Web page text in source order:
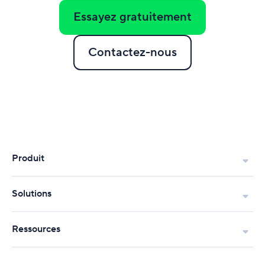
Essayez gratuitement
Contactez-nous
Produit
Solutions
Ressources